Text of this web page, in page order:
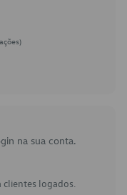
na sua conta.
clientes logados.